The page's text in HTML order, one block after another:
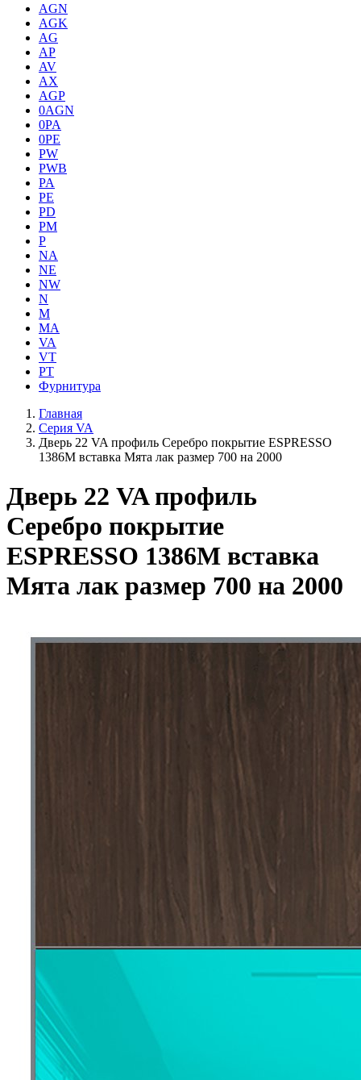
AGN
AGK
AG
AP
AV
AX
AGP
0AGN
0PA
0PE
PW
PWB
PA
PE
PD
PM
P
NA
NE
NW
N
M
MA
VA
VT
PT
Фурнитура
Главная
Серия VA
Дверь 22 VA профиль Серебро покрытие ESPRESSO
1386M вставка Мята лак размер 700 на 2000
Дверь 22 VA профиль
Серебро покрытие
ESPRESSO 1386M вставка
Мята лак размер 700 на 2000